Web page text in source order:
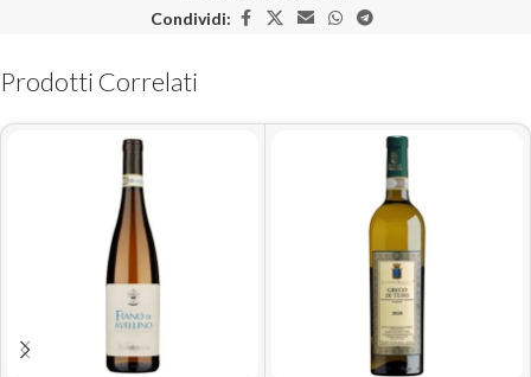
Condividi:
Prodotti Correlati